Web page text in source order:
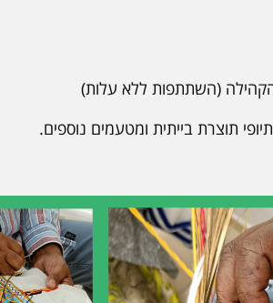
תוצרת בייתית ומטעמים נוספים.